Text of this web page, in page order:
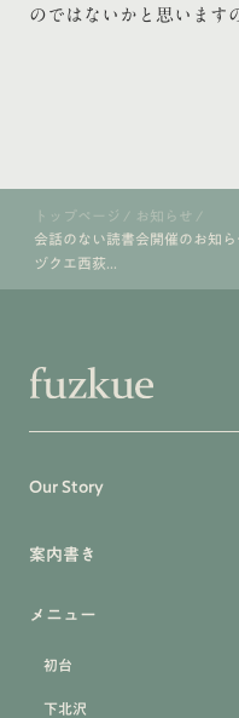
のではないかと思います
トップページ / お知らせ /
会話のない読書会開催のお知
ヅクエ西荻...
Our Story
案内書き
メニュー
初台
下北沢